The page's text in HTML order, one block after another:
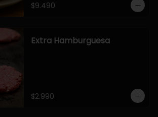
$9.490
Extra Hamburguesa
$2.990